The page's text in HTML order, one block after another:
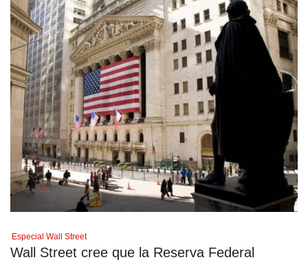
Especial Wall Street
Wall Street cree que la Reserva Federal